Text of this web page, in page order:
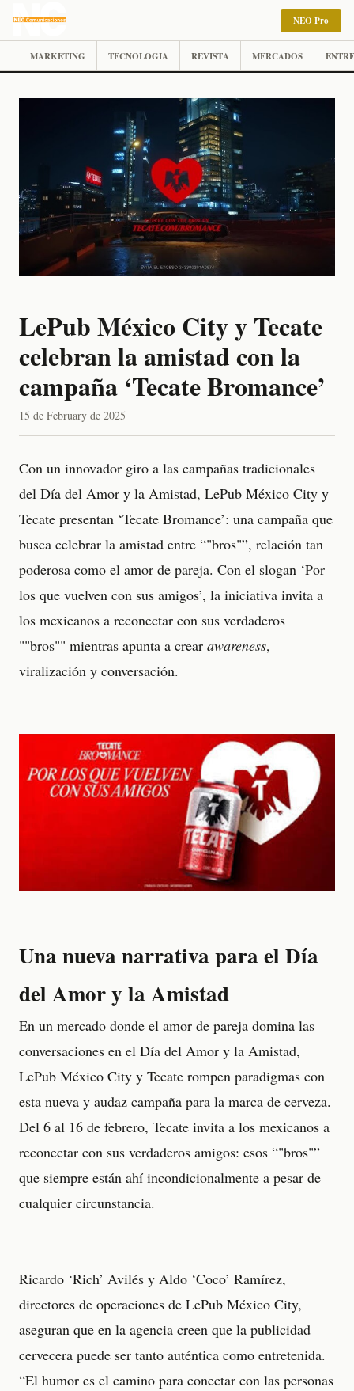
NEO Pro
MARKETING TECNOLOGIA REVISTA MERCADOS
LePub México City y Tecate
celebran la amistad con la
campaña ‘Tecate Bromance’
15 de February de 2025
Con un innovador giro a las campañas tradicionales
del Día del Amor y la Amistad, LePub México City y
Tecate presentan ‘Tecate Bromance’: una campaña que
busca celebrar la amistad entre “"bros"”, relación tan
poderosa como el amor de pareja. Con el slogan ‘Por
los que vuelven con sus amigos’, la iniciativa invita a
los mexicanos a reconectar con sus verdaderos
""bros"" mientras apunta a crear awareness,
viralización y conversación.
Una nueva narrativa para el Día
del Amor y la Amistad
En un mercado donde el amor de pareja domina las
conversaciones en el Día del Amor y la Amistad,
LePub México City y Tecate rompen paradigmas con
esta nueva y audaz campaña para la marca de cerveza.
Del 6 al 16 de febrero, Tecate invita a los mexicanos a
reconectar con sus verdaderos amigos: esos “"bros"”
que siempre están ahí incondicionalmente a pesar de
cualquier circunstancia.
Ricardo ‘Rich’ Avilés y Aldo ‘Coco’ Ramírez,
directores de operaciones de LePub México City,
aseguran que en la agencia creen que la publicidad
cervecera puede ser tanto auténtica como entretenida.
“El humor es el camino para conectar con las personas